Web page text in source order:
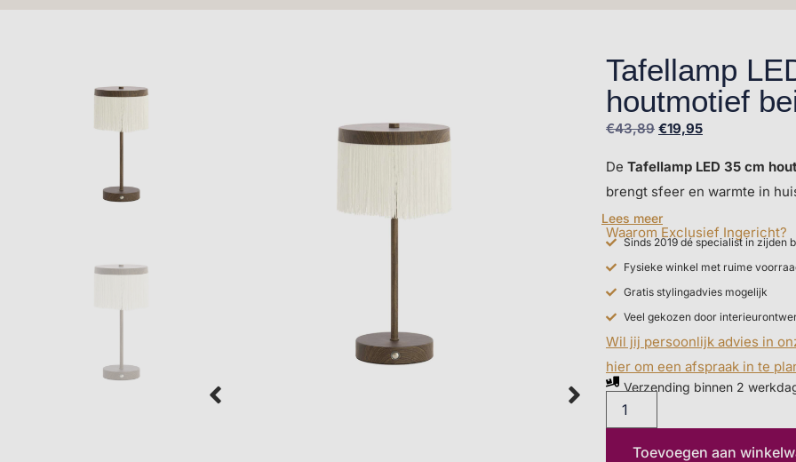
Tafellamp
houtmotief
€43,89 €19,95
De Tafellamp LED 35 cm
brengt sfeer en warmte in
compacte formaat en
past ze perfect naast een
bloemen van Silk-ka. Ideaal
woonkamer of hal. Ontdek de
onze winkel of bestel direct
Lees meer
Waarom Exclusief Ingericht?
Sinds 2019 dé specialist in zijden
Fysieke winkel met ruime
Gratis stylingadvies mogelijk
Veel gekozen door
Wil jij persoonlijk advies in
hier om een afspraak in te
Verzending binnen 2
Toevoegen aan